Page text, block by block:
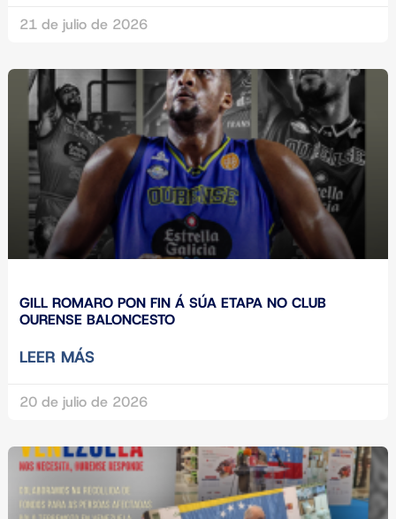
21 de julio de 2026
GILL ROMARO PON FIN Á SÚA ETAPA NO CLUB
OURENSE BALONCESTO
LEER MÁS
20 de julio de 2026